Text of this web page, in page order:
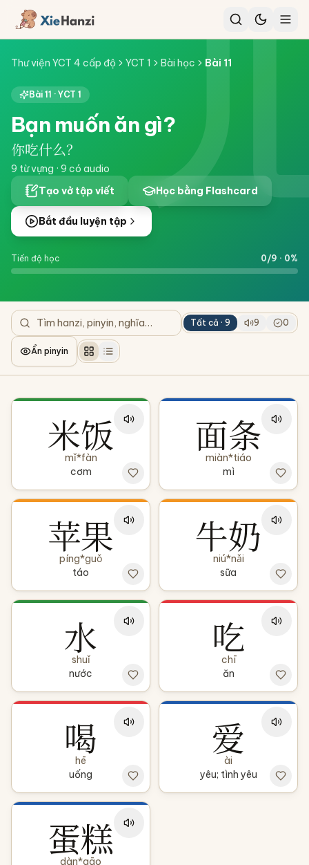
Thư viện YCT 4 cấp độ YCT 1 Bài học Bài 11
Bài 11 · YCT 1
Bạn muốn ăn gì?
你吃什么？
9 từ vựng · 9 có audio
Tạo vở tập viết
Học bằng Flashcard
Bắt đầu luyện tập
Tiến độ học 0/9 · 0%
Tất cả · 9 9 0
Ẩn pinyin
米饭
mǐ*fàn
cơm
面条
miàn*tiáo
mì
苹果
píng*guǒ
táo
牛奶
niú*nǎi
sữa
水
shuǐ
nước
吃
chī
ăn
喝
hē
uống
爱
ài
yêu; tình yêu
蛋糕
dàn*gāo